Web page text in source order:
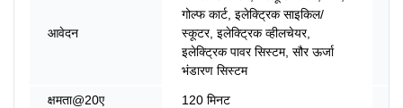
आवेदन
गोल्फ कार्ट, इलेक्ट्रिक साइकिल/
स्कूटर, इलेक्ट्रिक व्हीलचेयर,
इलेक्ट्रिक पावर सिस्टम, सौर ऊर्जा
भंडारण सिस्टम
क्षमता@20ए 120 मिनट